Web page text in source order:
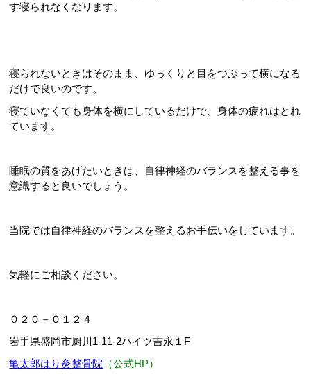
す寝られなくなります。
寝られないときはそのまま、ゆっくりと目をつぶって横になる
だけで良いのです。
寝ていなくても身体を横にしているだけで、身体の疲れはとれ
ています。
睡眠の質をあげたいときは、自律神経のバランスを整える事を
意識すると良いでしょう。
当院では自律神経のバランスを整えるお手伝いをしています。
気軽にご相談ください。
０２０－０１２４
岩手県盛岡市厨川1-11-2ハイツ吉永１F
亀太郎はり灸整骨院 （公式HP）